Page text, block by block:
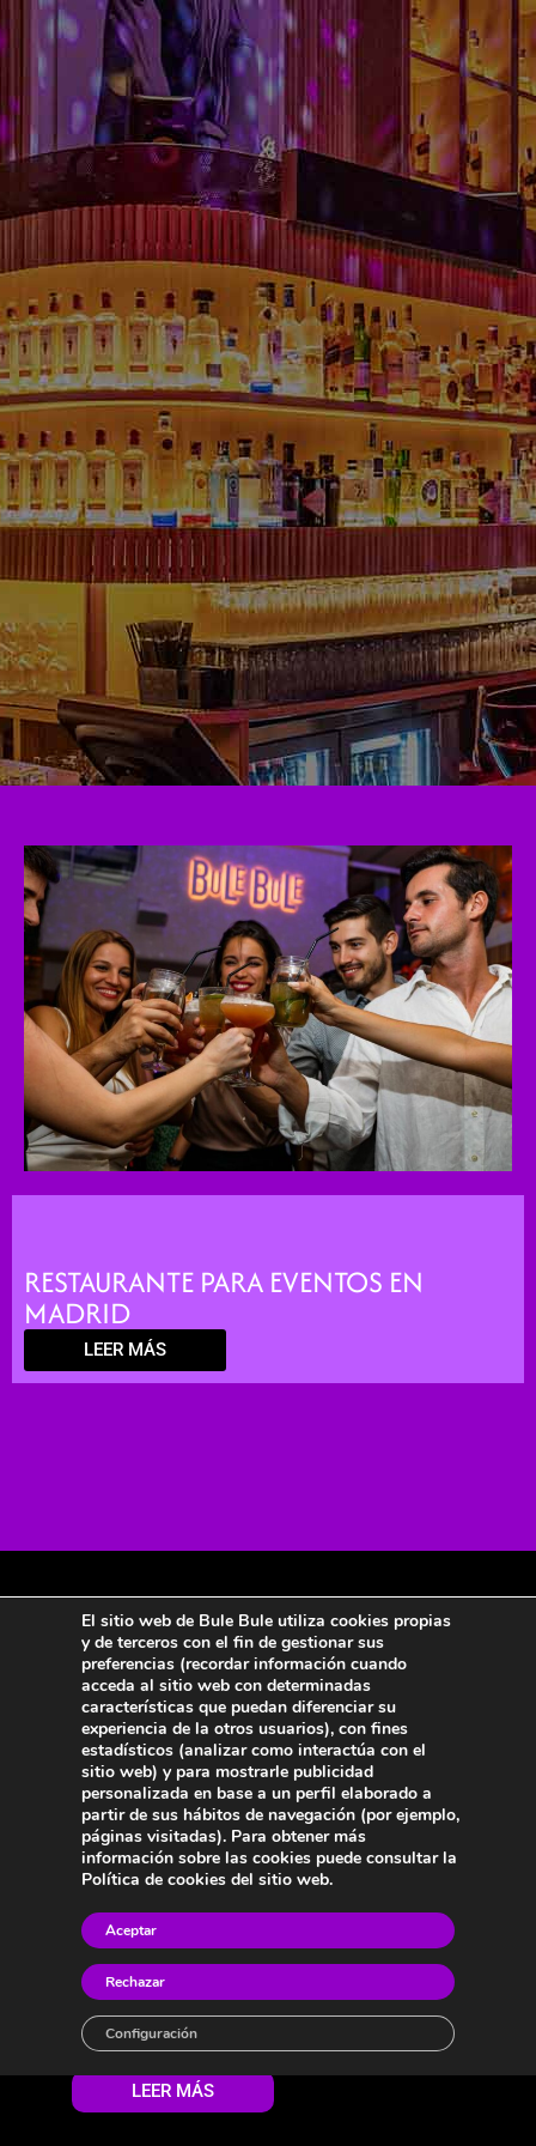
BLOG
DESCUBRE TODAS NUESTRAS
NOTICIAS Y NOVEDADES
RESTAURANTE PARA EVENTOS EN
MADRID
LEER MÁS
CELEBRA TU CUMPLEAÑOS EN MADRID
El brunch un sábado en Madrid no es solo una comida; es un
ritual, un momento para desconectar, saborear y compartir. Si
buscas vivirlo ya sea madrileño, o como un viajero que quiere
experimentar la ciudad de verdad, esta guía te llevará de la mano
LEER MÁS
El sitio web de Bule Bule utiliza cookies propias
y de terceros con el fin de gestionar sus
preferencias (recordar información cuando
acceda al sitio web con determinadas
características que puedan diferenciar su
experiencia de la otros usuarios), con fines
estadísticos (analizar como interactúa con el
sitio web) y para mostrarle publicidad
personalizada en base a un perfil elaborado a
partir de sus hábitos de navegación (por ejemplo,
páginas visitadas). Para obtener más
información sobre las cookies puede consultar la
Política de cookies del sitio web.
Aceptar
Rechazar
Configuración